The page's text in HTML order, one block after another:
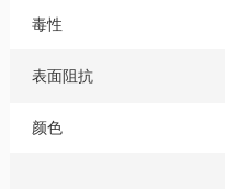
毒性
表面阻抗
颜色